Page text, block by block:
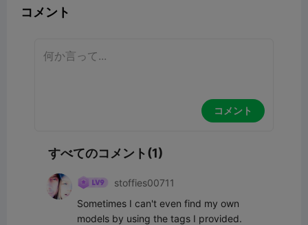
コメント
コメント
すべてのコメント(1)
stoffies00711
Sometimes I can't even find my own
models by using the tags I provided.